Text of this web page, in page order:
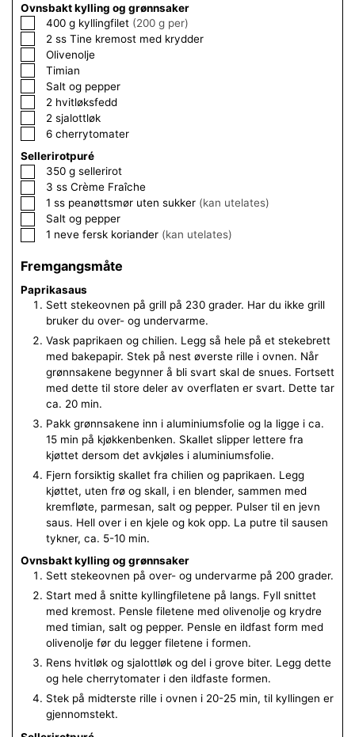
Ovnsbakt kylling og grønnsaker
▢
400 g kyllingfilet (200 g per)
▢2 ss Tine kremost med krydder
▢
Olivenolje
▢
Timian
▢Salt og pepper
▢2 hvitløksfedd
▢2 sjalottløk
▢
6 cherrytomater
Sellerirotpuré
▢350 g sellerirot
▢3 ss Crème Fraîche
▢
1 ss peanøttsmør uten sukker (kan utelates)
▢Salt og pepper
▢
1 neve fersk koriander (kan utelates)
Fremgangsmåte
Paprikasaus
Sett stekeovnen på grill på 230 grader. Har du ikke grill
bruker du over- og undervarme.
Vask paprikaen og chilien. Legg så hele på et stekebrett
med bakepapir. Stek på nest øverste rille i ovnen. Når
grønnsakene begynner å bli svart skal de snues. Fortsett
med dette til store deler av overflaten er svart. Dette tar
ca. 20 min.
Pakk grønnsakene inn i aluminiumsfolie og la ligge i ca.
15 min på kjøkkenbenken. Skallet slipper lettere fra
kjøttet dersom det avkjøles i aluminiumsfolie.
Fjern forsiktig skallet fra chilien og paprikaen. Legg
kjøttet, uten frø og skall, i en blender, sammen med
kremfløte, parmesan, salt og pepper. Pulser til en jevn
saus. Hell over i en kjele og kok opp. La putre til sausen
tykner, ca. 5-10 min.
Ovnsbakt kylling og grønnsaker
Sett stekeovnen på over- og undervarme på 200 grader.
Start med å snitte kyllingfiletene på langs. Fyll snittet
med kremost. Pensle filetene med olivenolje og krydre
med timian, salt og pepper. Pensle en ildfast form med
olivenolje før du legger filetene i formen.
Rens hvitløk og sjalottløk og del i grove biter. Legg dette
og hele cherrytomater i den ildfaste formen.
Stek på midterste rille i ovnen i 20-25 min, til kyllingen er
gjennomstekt.